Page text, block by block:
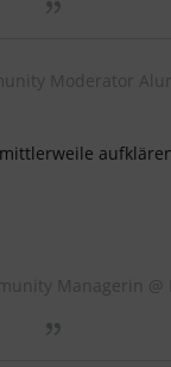
Moderator
Managerin @